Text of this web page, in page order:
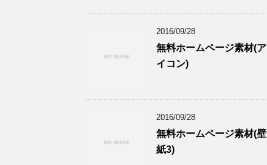
2016/09/28
無料ホームページ素材(ア
イコン)
2016/09/28
無料ホームページ素材(壁
紙3)